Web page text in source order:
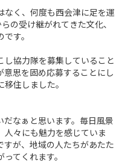
なく、何度も西会津に足を運
の受け継がれてきた文化、
す。
協力隊を募集していること
思を固め応募することにし
住しました。
なぁと思います。毎日風景
々にも魅力を感じていま
が、地域の人たちがあたた
てくれます。